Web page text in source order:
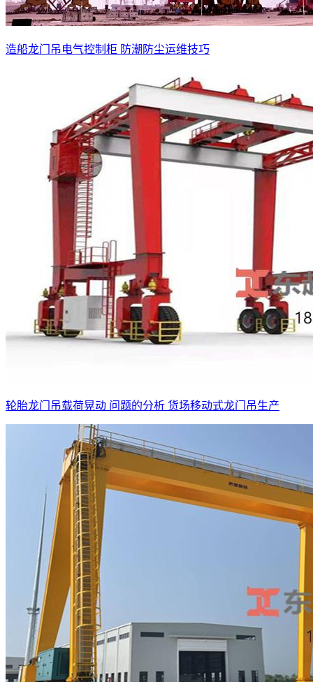
造船龙门吊电气控制柜 防潮防尘运维技巧
轮胎龙门吊载荷晃动 问题的分析 货场移动式龙门吊生产